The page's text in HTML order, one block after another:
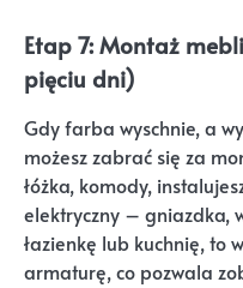
Etap 7: Montaż
pięciu dni)
Gdy farba wyschnie, a
możesz zabrać się za
łóżka, komody,
elektryczny – gniazdka,
łazienkę lub kuchnię, to
armaturę, co pozwala